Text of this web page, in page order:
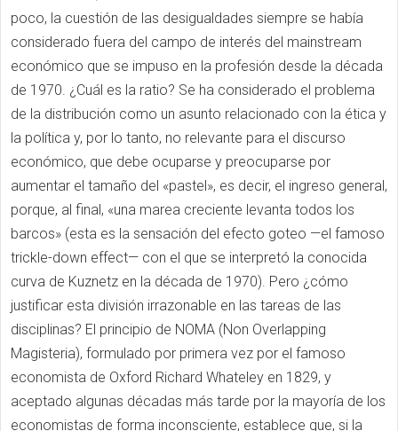
poco, la cuestión de las desigualdades siempre se había
considerado fuera del campo de interés del mainstream
económico que se impuso en la profesión desde la década
de 1970. ¿Cuál es la ratio? Se ha considerado el problema
de la distribución como un asunto relacionado con la ética y
la política y, por lo tanto, no relevante para el discurso
económico, que debe ocuparse y preocuparse por
aumentar el tamaño del «pastel», es decir, el ingreso general,
porque, al final, «una marea creciente levanta todos los
barcos» (esta es la sensación del efecto goteo —el famoso
trickle-down effect— con el que se interpretó la conocida
curva de Kuznetz en la década de 1970). Pero ¿cómo
justificar esta división irrazonable en las tareas de las
disciplinas? El principio de NOMA (Non Overlapping
Magisteria), formulado por primera vez por el famoso
economista de Oxford Richard Whateley en 1829, y
aceptado algunas décadas más tarde por la mayoría de los
economistas de forma inconsciente, establece que, si la